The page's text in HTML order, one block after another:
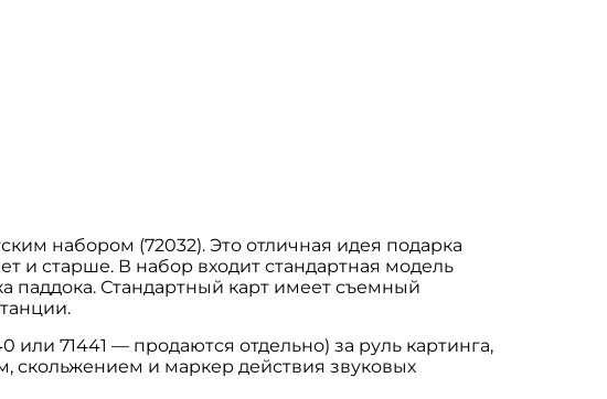
набором (72032). Это отличная идея подарка
и старше. В набор входит стандартная модель
паддока. Стандартный карт имеет съемный
или 71441 — продаются отдельно) за руль картинга,
скольжением и маркер действия звуковых